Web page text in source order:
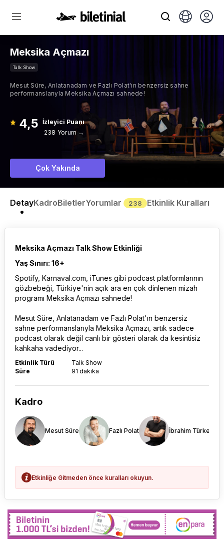
Meksika Açmazı
Talk Show
Mesut Süre, Anlatanadam ve Fazlı Polat'ın benzersiz sahne
performanslarıyla Meksika Açmazı sahnede!
4,5 İzleyici Puanı
238 Yorum →
Çok Yakında
DetayKadroBiletlerYorumlar 238 Etkinlik Kuralları
Meksika Açmazı Talk Show Etkinliği
Yaş Sınırı: 16+
Spotify, Karnaval.com, iTunes gibi podcast platformlarının
gözbebeği, Türkiye'nin açık ara en çok dinlenen mizah
programı Meksika Açmazı sahnede!
Mesut Süre, Anlatanadam ve Fazlı Polat'ın benzersiz
sahne performanslarıyla Meksika Açmazı, artık sadece
podcast olarak değil canlı bir gösteri olarak da kesintisiz
kahkaha vadediyor...
Etkinlik Türü
Talk Show
Süre
91 dakika
Kadro
Mesut Süre Fazlı Polat İbrahim Türker
Etkinliğe Gitmeden önce kuralları okuyun.